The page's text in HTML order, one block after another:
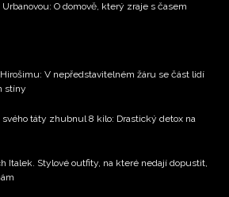
O domově, který zraje s časem
V nepředstavitelném žáru se část lidí
stíny
táty zhubnul 8 kilo: Drastický detox na
Italek. Stylové outfity, na které nedají dopustit,